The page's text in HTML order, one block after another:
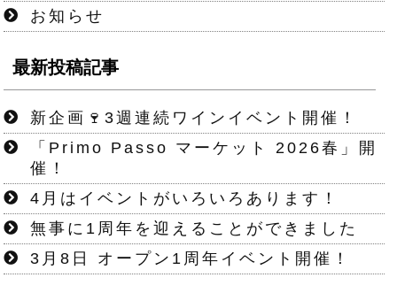
お知らせ
最新投稿記事
新企画🍷3週連続ワインイベント開催！
「Primo Passo マーケット 2026春」開
催！
4月はイベントがいろいろあります！
無事に1周年を迎えることができました
3月8日 オープン1周年イベント開催！